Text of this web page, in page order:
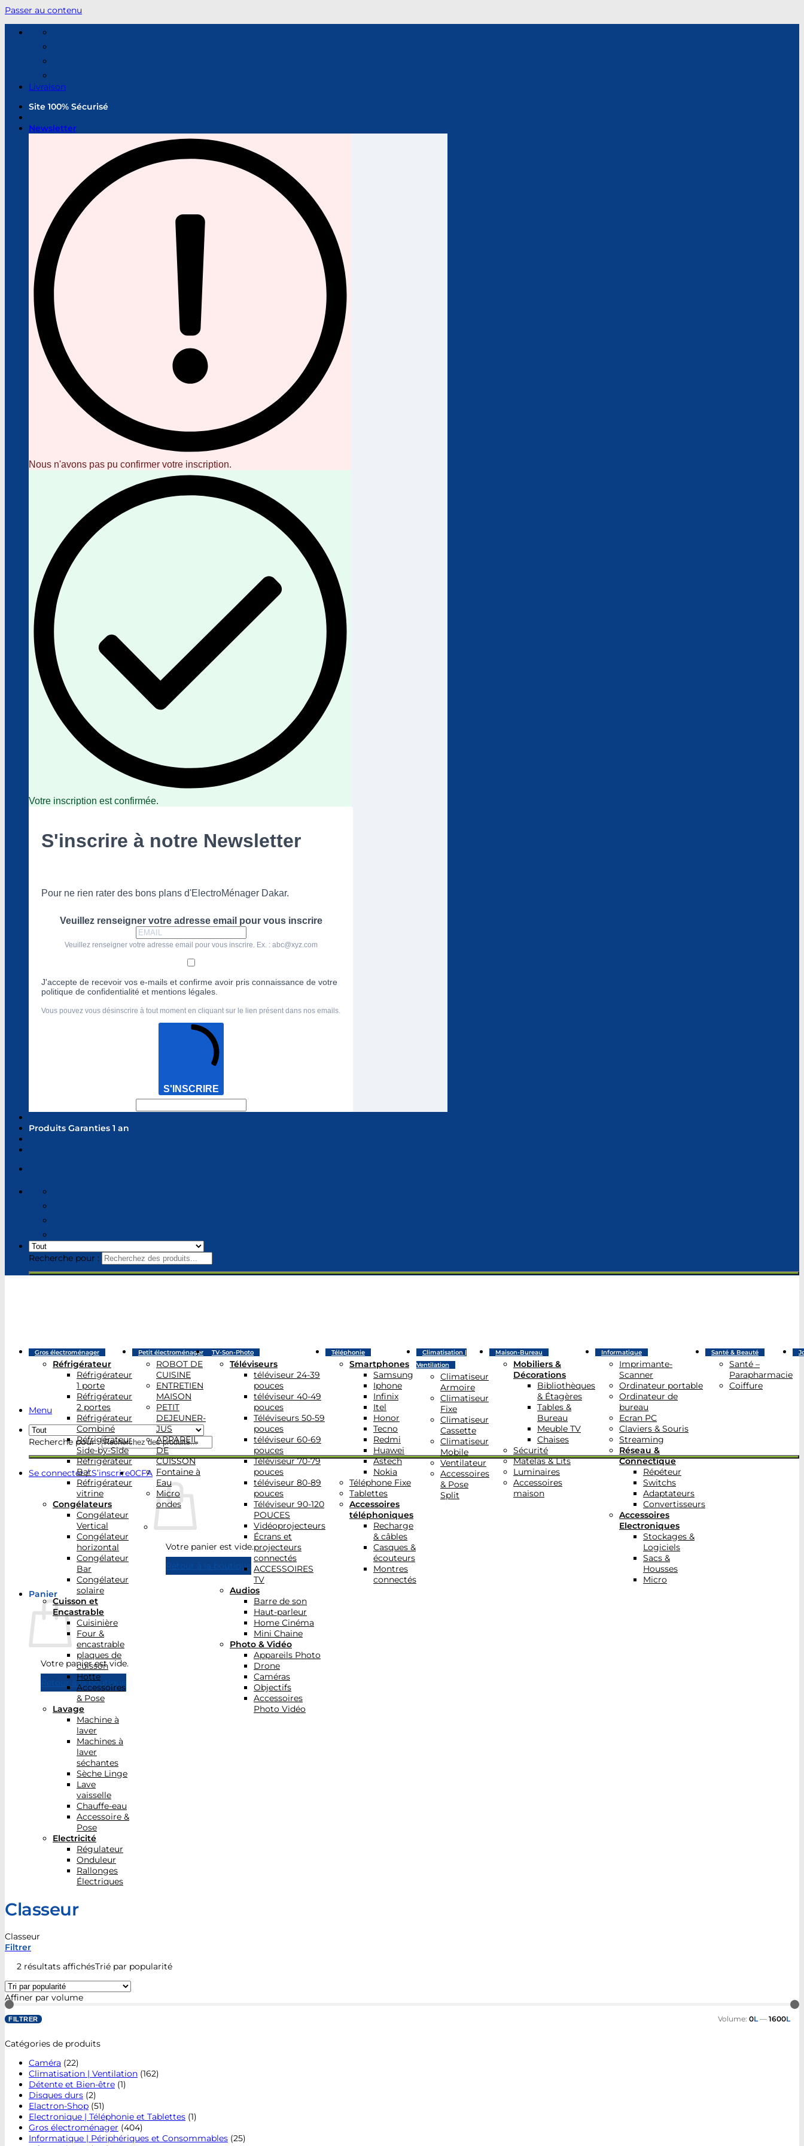
Passer au contenu
Livraison
Site 100% Sécurisé
Newsletter
Nous n'avons pas pu confirmer votre inscription.
Votre inscription est confirmée.
S'inscrire à notre Newsletter
Pour ne rien rater des bons plans d'ElectroMénager Dakar.
Veuillez renseigner votre adresse email pour vous inscrire
Veuillez renseigner votre adresse email pour vous inscrire. Ex. : abc@xyz.com
J'accepte de recevoir vos e-mails et confirme avoir pris connaissance de votre
politique de confidentialité et mentions légales.
Vous pouvez vous désinscrire à tout moment en cliquant sur le lien présent dans nos emails.
S'INSCRIRE
Produits Garanties 1 an
Recherche pour :
Menu
Recherche pour :
Se connecter / S’inscrire0CFA
Votre panier est vide.
Retour à la boutique
Panier
Votre panier est vide.
Retour à la boutique
Gros électroménager
Réfrigérateur
Réfrigérateur
1 porte
Réfrigérateur
2 portes
Réfrigérateur
Combiné
Réfrigérateur
Side-by-Side
Réfrigérateur
Bar
Réfrigérateur
vitrine
Congélateurs
Congélateur
Vertical
Congélateur
horizontal
Congélateur
Bar
Congélateur
solaire
Cuisson et
Encastrable
Cuisinière
Four &
encastrable
plaques de
cuisson
Hotte
Accessoires
& Pose
Lavage
Machine à
laver
Machines à
laver
séchantes
Sèche Linge
Lave
vaisselle
Chauffe-eau
Accessoire &
Pose
Electricité
Régulateur
Onduleur
Rallonges
Électriques
Petit électroménager
ROBOT DE
CUISINE
ENTRETIEN
MAISON
PETIT
DEJEUNER-
JUS
APPAREIL
DE
CUISSON
Fontaine à
Eau
Micro
ondes
TV-Son-Photo
Téléviseurs
téléviseur 24-39
pouces
téléviseur 40-49
pouces
Téléviseurs 50-59
pouces
téléviseur 60-69
pouces
Téléviseur 70-79
pouces
téléviseur 80-89
pouces
Téléviseur 90-120
POUCES
Vidéoprojecteurs
Écrans et
projecteurs
connectés
ACCESSOIRES
TV
Audios
Barre de son
Haut-parleur
Home Cinéma
Mini Chaine
Photo & Vidéo
Appareils Photo
Drone
Caméras
Objectifs
Accessoires
Photo Vidéo
Téléphonie
Smartphones
Samsung
Iphone
Infinix
Itel
Honor
Tecno
Redmi
Huawei
Astech
Nokia
Téléphone Fixe
Tablettes
Accessoires
téléphoniques
Recharge
& câbles
Casques &
écouteurs
Montres
connectés
Climatisation |
Ventilation
Climatiseur
Armoire
Climatiseur
Fixe
Climatiseur
Cassette
Climatiseur
Mobile
Ventilateur
Accessoires
& Pose
Split
Maison-Bureau
Mobiliers &
Décorations
Bibliothèques
& Étagères
Tables &
Bureau
Meuble TV
Chaises
Sécurité
Matelas & Lits
Luminaires
Accessoires
maison
Informatique
Imprimante-
Scanner
Ordinateur portable
Ordinateur de
bureau
Ecran PC
Claviers & Souris
Streaming
Réseau &
Connectique
Répéteur
Switchs
Adaptateurs
Convertisseurs
Accessoires
Electroniques
Stockages &
Logiciels
Sacs &
Housses
Micro
Santé & Beauté
Santé –
Parapharmacie
Coiffure
Classeur
Classeur
Filtrer
2 résultats affichésTrié par popularité
Affiner par volume
FILTRER Volume: 0L — 1600L
Catégories de produits
Caméra (22)
Climatisation | Ventilation (162)
Détente et Bien-être (1)
Disques durs (2)
Elactron-Shop (51)
Electronique | Téléphonie et Tablettes (1)
Gros électroménager (404)
Informatique | Périphériques et Consommables (25)